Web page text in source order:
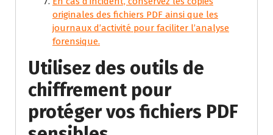
originales des fichiers PDF ainsi que les
journaux d’activité pour faciliter l’analyse
forensique.
Utilisez des outils de
chiffrement pour
protéger vos fichiers PDF